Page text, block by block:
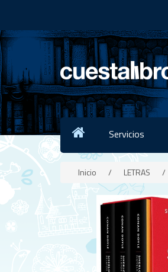
Servicios
Inicio / LETRAS /